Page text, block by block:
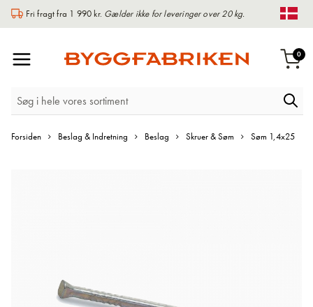
Fri fragt fra 1 990 kr. Gælder ikke for leveringer over 20 kg.
0
Forsiden Beslag & Indretning Beslag Skruer & Søm Søm 1,4x25